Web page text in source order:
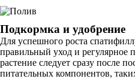
Подкормка и удобрение
Для успешного роста
правильный уход и регулярное
растение следует сразу после
питательных компонентов,